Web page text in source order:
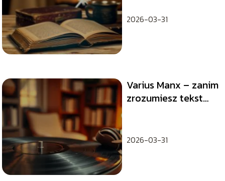
2026-03-31
Varius Manx – zanim
zrozumiesz tekst
2026-03-31